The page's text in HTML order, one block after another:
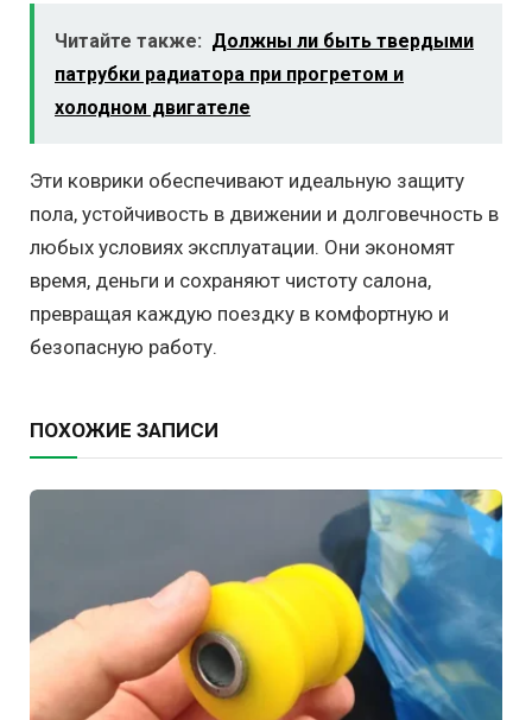
Читайте также: Должны ли быть твердыми
патрубки радиатора при прогретом и
холодном двигателе
Эти коврики обеспечивают идеальную защиту
пола, устойчивость в движении и долговечность в
любых условиях эксплуатации. Они экономят
время, деньги и сохраняют чистоту салона,
превращая каждую поездку в комфортную и
безопасную работу.
ПОХОЖИЕ ЗАПИСИ